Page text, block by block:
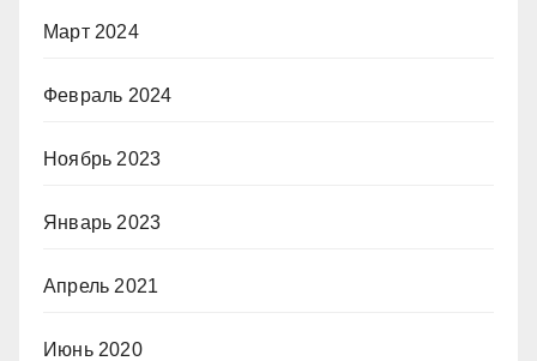
Март 2024
Февраль 2024
Ноябрь 2023
Январь 2023
Апрель 2021
Июнь 2020